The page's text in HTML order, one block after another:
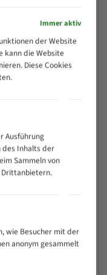
verschiedenste
auch bei
Immer aktiv
der Website
kann die Website
Diese Cookies
Ausführung
des Inhalts der
Sammeln von
Drittanbietern.
wie Besucher mit der
anonym gesammelt